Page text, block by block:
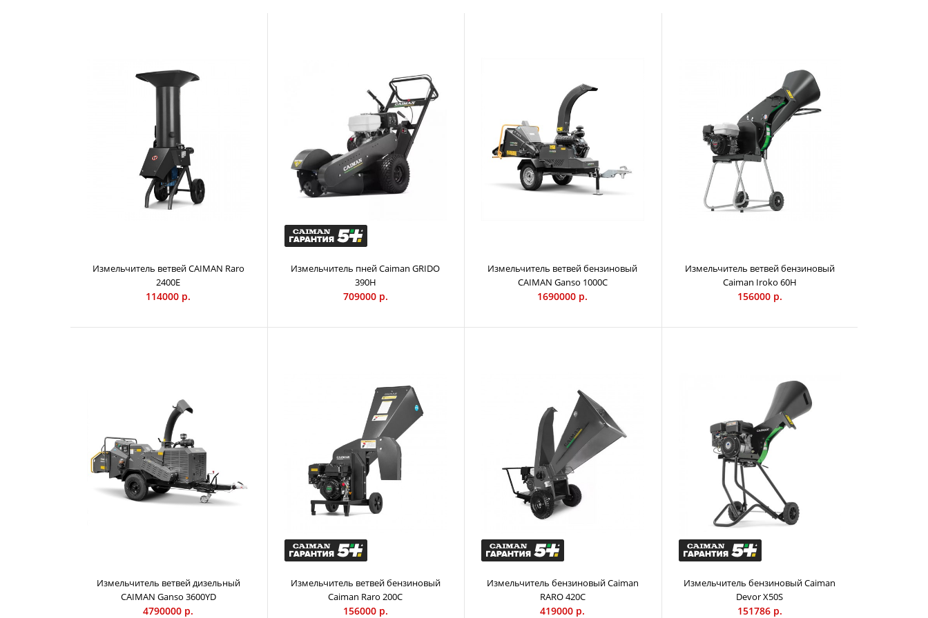
Измельчитель ветвей CAIMAN Raro 2400E
114000 р.
Электрический измельчитель веток CAIMAN Raro 2400E способен
перерабатывать ветви деревьев и кустарников диаметром до 4 см. Он
оснащается мощным электродвигателем 2,4 кВт, 5 ножами из
высококачественной стали, двумя каналами подачи материала:
верхний желоб и боковой (для длинных веток диаметром 2-4 см).
Машина имеет несколько элементов защиты, обеспечивающих
безопасность: датчик открытия отсека с ножами, резиновая шторка от
обратного выброса материала, удлиненная конструкция подающего
желоба для исключения контакта рук с ножами.
коммерческого класса, простая в использовании портативная машина.
Она может использоваться не только профессионалами, но и
владельцами частных садов. Измельчитель пней удобно перевозить в
прицепе легкового автомобиля или в автофургоне. Четырехтактный
бензиновый двигатель Honda GX 390 с верхним расположением
клапанов (Япония) Легкий запуск благодаря системе механической
декомпрессии и переменного зажигания. Высокий уровень мощности
и эффективный расход топлива обеспечивают технология OHV, циф...
Измельчитель ветвей CAIMAN Raro
2400E
114000 р.
Измельчитель пней Caiman GRIDO
390H
709000 р.
Измельчитель ветвей бензиновый
CAIMAN Ganso 1000C
1690000 р.
Измельчитель ветвей бензиновый
Caiman Iroko 60H
156000 р.
Измельчитель ветвей дизельный
CAIMAN Ganso 3600YD
4790000 р.
Измельчитель ветвей бензиновый
Caiman Raro 200С
156000 р.
Измельчитель бензиновый Caiman
RARO 420С
419000 р.
Измельчитель бензиновый Caiman
Devor X50S
151786 р.